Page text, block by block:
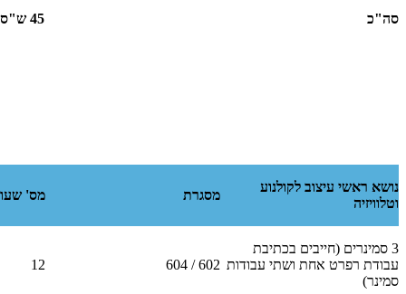
סה"כ 45 ש"ס
נושא ראשי עיצוב לקולנוע
וטלוויזיה
מסגרת מס'
3 סמינרים (חייבים בכתיבת
עבודת רפרט אחת ושתי עבודות
סמינר)
602 / 604
12